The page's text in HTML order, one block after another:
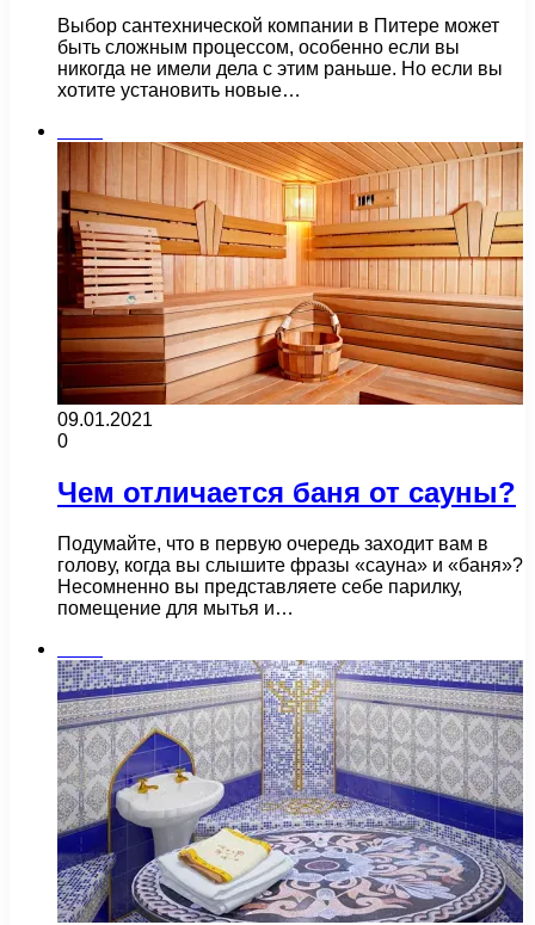
Выбор сантехнической компании в Питере может
быть сложным процессом, особенно если вы
никогда не имели дела с этим раньше. Но если вы
хотите установить новые…
09.01.2021
0
Чем отличается баня от сауны?
Подумайте, что в первую очередь заходит вам в
голову, когда вы слышите фразы «сауна» и «баня»?
Несомненно вы представляете себе парилку,
помещение для мытья и…